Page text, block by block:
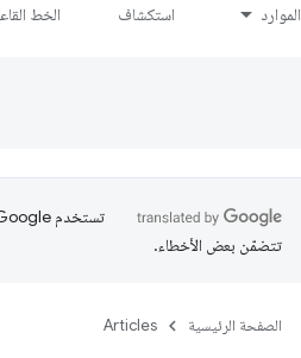
الموارد استكشاف الخط
تتضمّن بعض الأخطاء.
الصفحة الرئيسية Articles